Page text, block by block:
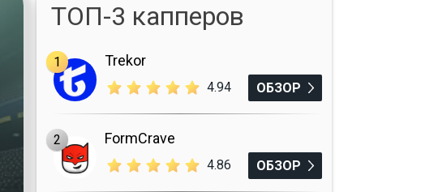
ТОП-3 капперов
1 Trekor
4.94 ОБЗОР
2 FormCrave
4.86 ОБЗОР